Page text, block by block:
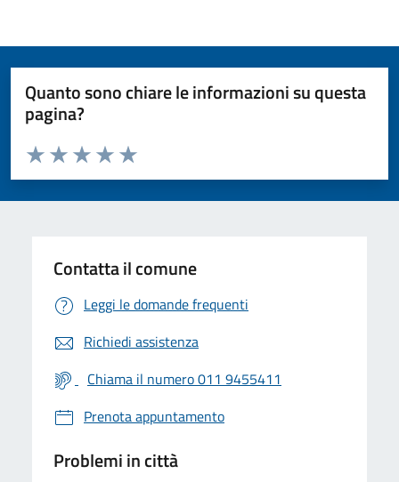
Quanto sono chiare le informazioni su questa
pagina?
Valuta da 1 a 5 stelle la pagina
Valuta 5 stelle su 5
Valuta 4 stelle su 5
Valuta 3 stelle su 5
Valuta 2 stelle su 5
Valuta 1 stelle su 5
Contatta il comune
Leggi le domande frequenti
Richiedi assistenza
Chiama il numero 011 9455411
Prenota appuntamento
Problemi in città